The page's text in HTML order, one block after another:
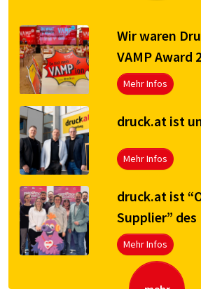
Wir waren
VAMP Award
Mehr Infos
druck.at ist
Mehr Infos
druck.at ist
Supplier” des
Mehr Infos